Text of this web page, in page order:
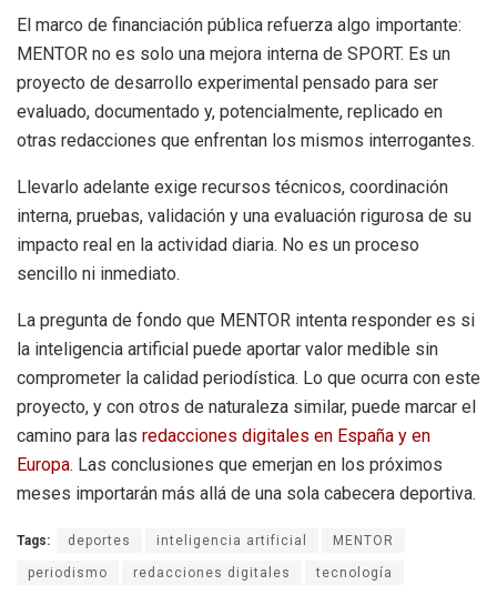
El marco de financiación pública refuerza algo importante:
MENTOR no es solo una mejora interna de SPORT. Es un
proyecto de desarrollo experimental pensado para ser
evaluado, documentado y, potencialmente, replicado en
otras redacciones que enfrentan los mismos interrogantes.
Llevarlo adelante exige recursos técnicos, coordinación
interna, pruebas, validación y una evaluación rigurosa de su
impacto real en la actividad diaria. No es un proceso
sencillo ni inmediato.
La pregunta de fondo que MENTOR intenta responder es si
la inteligencia artificial puede aportar valor medible sin
comprometer la calidad periodística. Lo que ocurra con este
proyecto, y con otros de naturaleza similar, puede marcar el
camino para las redacciones digitales en España y en
Europa. Las conclusiones que emerjan en los próximos
meses importarán más allá de una sola cabecera deportiva.
Tags: deportes inteligencia artificial MENTOR
periodismo redacciones digitales tecnología